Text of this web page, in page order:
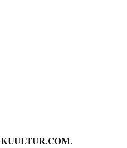
KUULTUR.COM.